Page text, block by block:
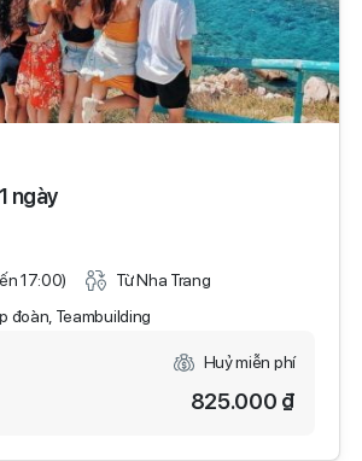
ngày
17:00)
Từ Nha Trang
đoàn, Teambuilding
Huỷ miễn phí
825.000 ₫